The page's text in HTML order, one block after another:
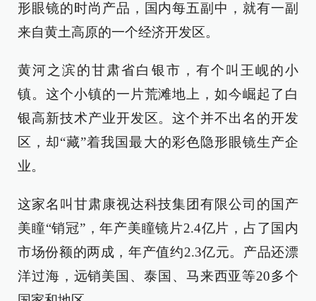
形眼镜的时尚产品，国内每五副中，就有一副
来自黄土高原的一个经济开发区。
黄河之滨的甘肃省白银市，有个叫王岘的小
镇。这个小镇的一片荒滩地上，如今崛起了白
银高新技术产业开发区。这个并不出名的开发
区，却“藏”着我国最大的彩色隐形眼镜生产企
业。
这家名叫甘肃康视达科技集团有限公司的国产
美瞳“销冠”，年产美瞳镜片2.4亿片，占了国内
市场份额的两成，年产值约2.3亿元。产品还漂
洋过海，远销美国、泰国、马来西亚等20多个